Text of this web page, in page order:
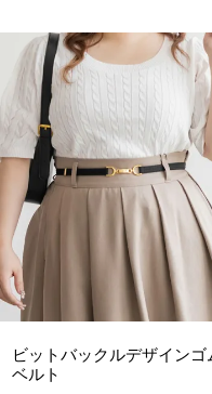
ビットバックルデザインゴ
ベルト